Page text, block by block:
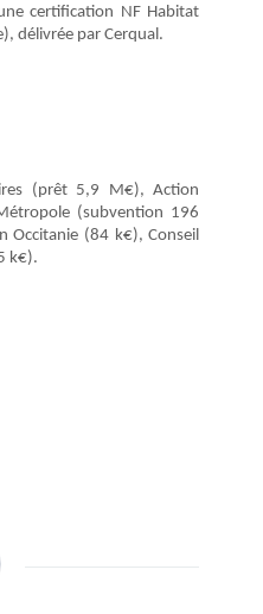
certification NF Habitat
délivrée par Cerqual.
(prêt 5,9 M€), Action
(subvention 196
Occitanie (84 k€), Conseil
k€).